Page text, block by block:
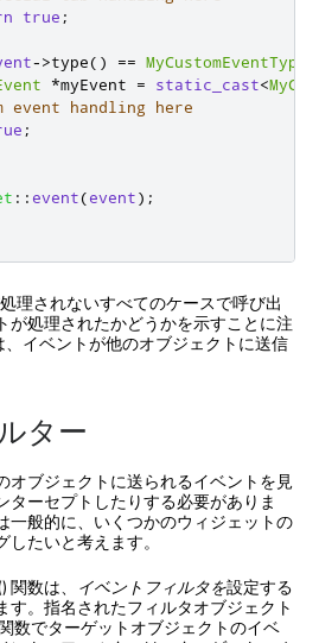
true ;
->type() == MyCustomEventType
*myEvent = static_cast<
event handling here
;
::event(event);
理されないすべてのケースで呼び出
が処理されたかどうかを示すことに注
、イベントが他のオブジェクトに送信
ター
オブジェクトに送られるイベントを見
ターセプトしたりする必要がありま
一般的に、いくつかのウィジェットの
たいと考えます。
関数は、 イベントフィルタを設定する
す。指名されたフィルタオブジェクト
数でターゲットオブジェクトのイベ